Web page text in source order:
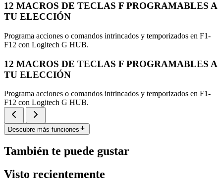
12 MACROS DE TECLAS F PROGRAMABLES A
TU ELECCIÓN
Programa acciones o comandos intrincados y temporizados en F1-
F12 con Logitech G HUB.
12 MACROS DE TECLAS F PROGRAMABLES A
TU ELECCIÓN
Programa acciones o comandos intrincados y temporizados en F1-
F12 con Logitech G HUB.
Descubre más funciones
También te puede gustar
Visto recientemente